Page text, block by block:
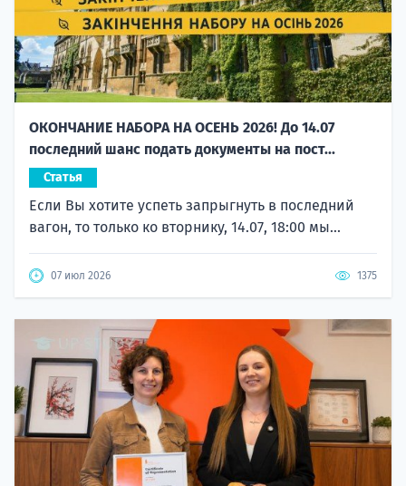
ОКОНЧАНИЕ НАБОРА НА ОСЕНЬ 2026! До 14.07
последний шанс подать документы на пост...
Статья
Если Вы хотите успеть запрыгнуть в последний
вагон, то только ко вторнику, 14.07, 18:00 мы...
07 июл 2026 1375